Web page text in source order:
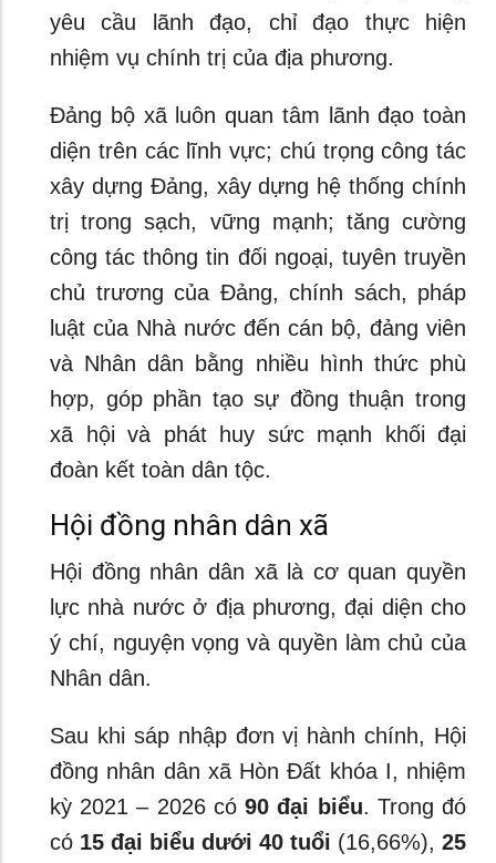
yêu cầu lãnh đạo, chỉ đạo thực hiện
nhiệm vụ chính trị của địa phương.
Đảng bộ xã luôn quan tâm lãnh đạo toàn
diện trên các lĩnh vực; chú trọng công tác
xây dựng Đảng, xây dựng hệ thống chính
trị trong sạch, vững mạnh; tăng cường
công tác thông tin đối ngoại, tuyên truyền
chủ trương của Đảng, chính sách, pháp
luật của Nhà nước đến cán bộ, đảng viên
và Nhân dân bằng nhiều hình thức phù
hợp, góp phần tạo sự đồng thuận trong
xã hội và phát huy sức mạnh khối đại
đoàn kết toàn dân tộc.
Hội đồng nhân dân xã
Hội đồng nhân dân xã là cơ quan quyền
lực nhà nước ở địa phương, đại diện cho
ý chí, nguyện vọng và quyền làm chủ của
Nhân dân.
Sau khi sáp nhập đơn vị hành chính, Hội
đồng nhân dân xã Hòn Đất khóa I, nhiệm
kỳ 2021 – 2026 có90 đại biểu. Trong đó
có 15 đại biểu dưới 40 tuổi (16,66%), 25